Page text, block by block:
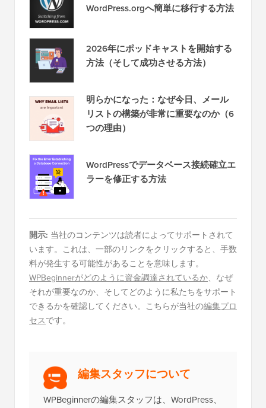
WordPress.orgへ簡単に移行する方法
2026年にポッドキャストを開始する
方法（そして成功させる方法）
明らかになった：なぜ今日、メール
リストの構築が非常に重要なのか（6
つの理由）
WordPressでデータベース接続確立エ
ラーを修正する方法
開示: 当社のコンテンツは読者によってサポートされて
います。これは、一部のリンクをクリックすると、手数
料が発生する可能性があることを意味します。
WPBeginnerがどのように資金調達されているか、なぜ
それが重要なのか、そしてどのように私たちをサポート
できるかを確認してください。こちらが当社の編集プロ
セスです。
編集スタッフについて
WPBeginnerの編集スタッフは、WordPress、